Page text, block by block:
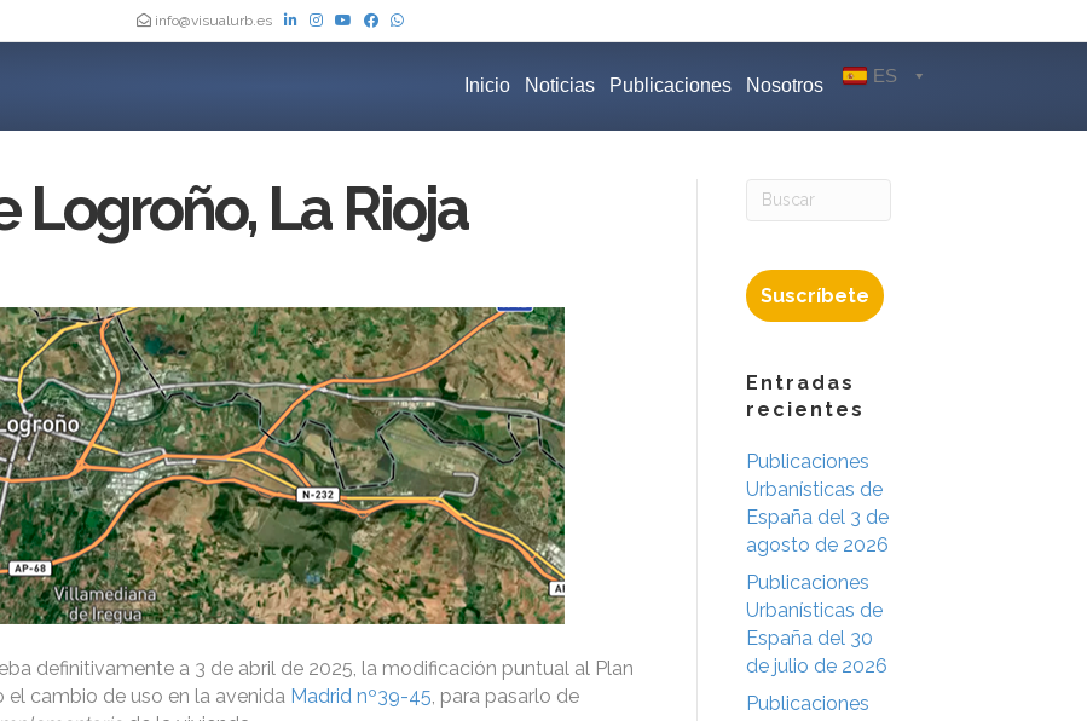
info@visualurb.es
Inicio Noticias Publicaciones Nosotros ES
Logroño, La Rioja
definitivamente a 3 de abril de 2025, la modificación puntual al Plan
el cambio de uso en la avenida Madrid nº39-45, para pasarlo de
Suscríbete
Entradas
recientes
Publicaciones
Urbanísticas de
España del 3 de
agosto de 2026
Publicaciones
Urbanísticas de
España del 30
de julio de 2026
Publicaciones